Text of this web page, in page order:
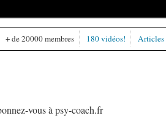
vous à psy-coach.fr
+ de 20000 membres 180 vidéos! Articles